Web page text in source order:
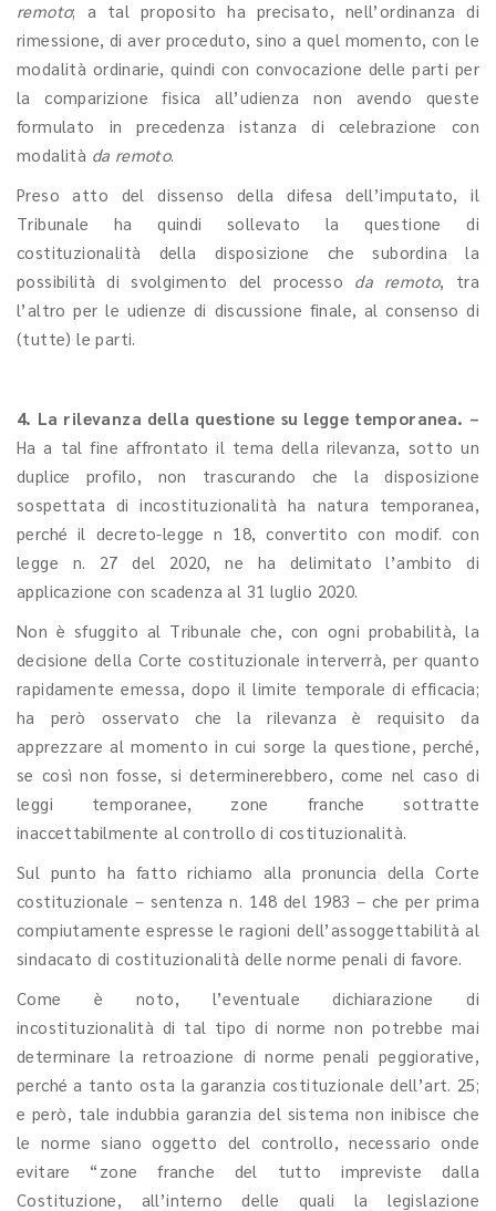
remoto; a tal proposito ha precisato, nell’ordinanza di
rimessione, di aver proceduto, sino a quel momento, con le
modalità ordinarie, quindi con convocazione delle parti per
la comparizione fisica all’udienza non avendo queste
formulato in precedenza istanza di celebrazione con
modalità da remoto.
Preso atto del dissenso della difesa dell’imputato, il
Tribunale ha quindi sollevato la questione di
costituzionalità della disposizione che subordina la
possibilità di svolgimento del processo da remoto, tra
l’altro per le udienze di discussione finale, al consenso di
(tutte) le parti.
4. La rilevanza della questione su legge temporanea. –
Ha a tal fine affrontato il tema della rilevanza, sotto un
duplice profilo, non trascurando che la disposizione
sospettata di incostituzionalità ha natura temporanea,
perché il decreto-legge n 18, convertito con modif. con
legge n. 27 del 2020, ne ha delimitato l’ambito di
applicazione con scadenza al 31 luglio 2020.
Non è sfuggito al Tribunale che, con ogni probabilità, la
decisione della Corte costituzionale interverrà, per quanto
rapidamente emessa, dopo il limite temporale di efficacia;
ha però osservato che la rilevanza è requisito da
apprezzare al momento in cui sorge la questione, perché,
se così non fosse, si determinerebbero, come nel caso di
leggi temporanee, zone franche sottratte
inaccettabilmente al controllo di costituzionalità.
Sul punto ha fatto richiamo alla pronuncia della Corte
costituzionale – sentenza n. 148 del 1983 – che per prima
compiutamente espresse le ragioni dell’assoggettabilità al
sindacato di costituzionalità delle norme penali di favore.
Come è noto, l’eventuale dichiarazione di
incostituzionalità di tal tipo di norme non potrebbe mai
determinare la retroazione di norme penali peggiorative,
perché a tanto osta la garanzia costituzionale dell’art. 25;
e però, tale indubbia garanzia del sistema non inibisce che
le norme siano oggetto del controllo, necessario onde
evitare “zone franche del tutto impreviste dalla
Costituzione, all’interno delle quali la legislazione